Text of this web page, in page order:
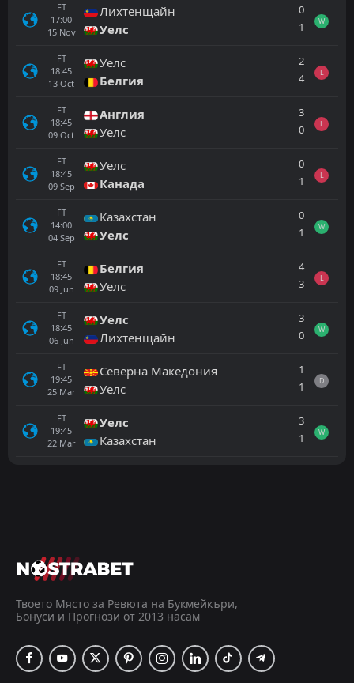
FT
17:00
15 Nov
Лихтенщайн
Уелс
0
1
W
FT
18:45
13 Oct
Уелс
Белгия
2
4
L
FT
18:45
09 Oct
Англия
Уелс
3
0
L
FT
18:45
09 Sep
Уелс
Канада
0
1
L
FT
14:00
04 Sep
Казахстан
Уелс
0
1
W
FT
18:45
09 Jun
Белгия
Уелс
4
3
L
FT
18:45
06 Jun
Уелс
Лихтенщайн
3
0
W
FT
19:45
25 Mar
Северна Македония
Уелс
1
1
D
FT
19:45
22 Mar
Уелс
Казахстан
3
1
W
FT
04Jul
Гана
21:00
27Jun
Гана
Твоето Място за Ревюта на Букмейкъри,
Бонуси и Прогнози от 2013 насам